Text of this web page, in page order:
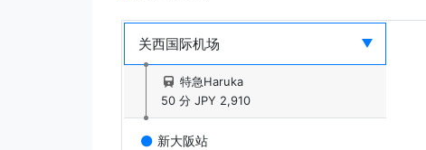
特急Haruka
50 分 JPY 2,910
新大阪站